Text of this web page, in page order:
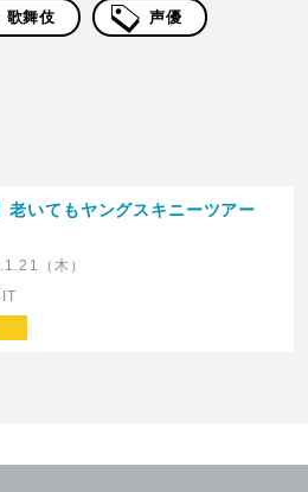
歌舞伎 声優
老いてもヤングスキニーツアー
（木）